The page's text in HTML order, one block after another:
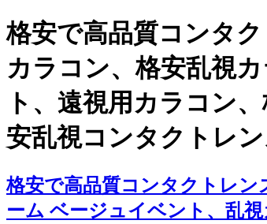
格安で高品質コンタ
カラコン、格安乱視
ト、遠視用カラコン
安乱視コンタクトレ
格安で高品質コンタクトレン
ーム ベージュイベント、乱